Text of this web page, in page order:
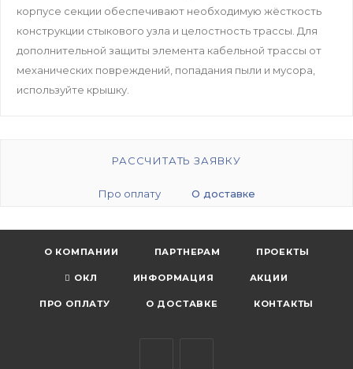
корпусе секции обеспечивают необходимую жёсткость
конструкции стыкового узла и целостность трассы. Для
дополнительной защиты элемента кабельной трассы от
механических повреждений, попадания пыли и мусора,
используйте крышку.
РАССЧИТАТЬ ЗАЯВКУ
Про оплату О доставке
О КОМПАНИИ ПАРТНЕРАМ ПРОЕКТЫ
ОКЛ ИНФОРМАЦИЯ АКЦИИ
ПРО ОПЛАТУ О ДОСТАВКЕ КОНТАКТЫ